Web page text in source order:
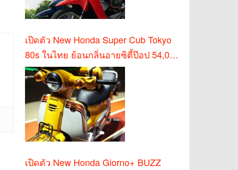
เปิดตัว New Honda Super Cub Tokyo
80s ในไทย ย้อนกลิ่นอายซิตี้ป๊อป 54,000
บาท
เปิดตัว New Honda Giorno+ BUZZ